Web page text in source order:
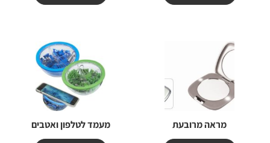
מראה מרובעת מעמד לטלפון ואטבים